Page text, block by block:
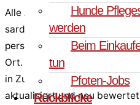
Hunde
werden
Beim
tun
Pfoten-Jobs
Rückblicke
Alle Angaben entsprechen
sardischen Kollegen und
persönlichen Einschätzung
Ort. Die Angaben über die
in Zusammenarbeit mit
aktualisiert und neu